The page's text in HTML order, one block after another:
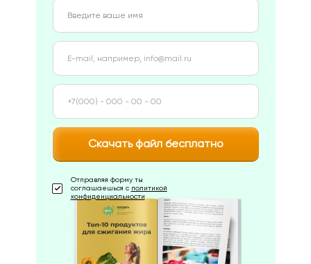
Скачать файл бесплатно
Отправляя форму ты
соглашаешься с политикой
конфиденциальности